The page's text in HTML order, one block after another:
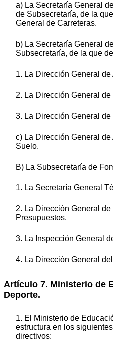
a) La Secretaría General
de Subsecretaría, de la
General de Carreteras.
b) La Secretaría General
Subsecretaría, de la que
1. La Dirección General
2. La Dirección General de
3. La Dirección General de
c) La Dirección General
Suelo.
B) La Subsecretaría de
1. La Secretaría General
2. La Dirección General
Presupuestos.
3. La Inspección General
4. La Dirección General
Artículo 7. Ministerio de
Deporte.
1. El Ministerio de
estructura en los
directivos: